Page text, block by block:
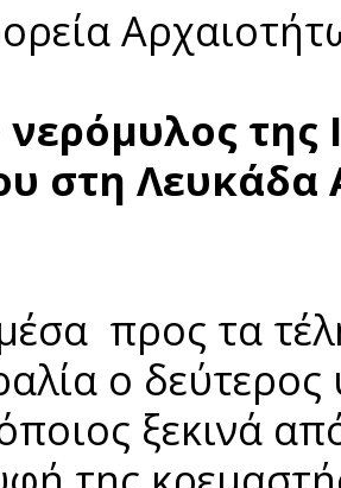
της
στη Λευκάδα
προς τα
ο
ξεκινά